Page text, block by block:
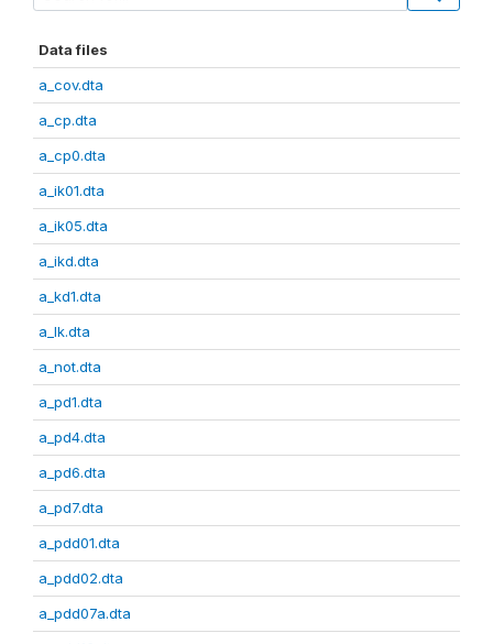
Data files
a_cov.dta
a_cp.dta
a_cp0.dta
a_ik01.dta
a_ik05.dta
a_ikd.dta
a_kd1.dta
a_lk.dta
a_not.dta
a_pd1.dta
a_pd4.dta
a_pd6.dta
a_pd7.dta
a_pdd01.dta
a_pdd02.dta
a_pdd07a.dta